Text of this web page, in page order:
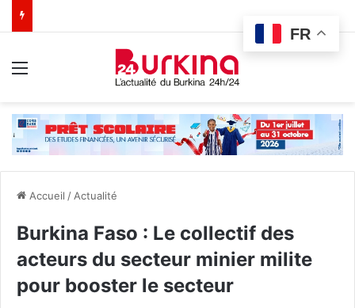
Accueil / Actualité
Burkina Faso : Le collectif des
acteurs du secteur minier milite
pour booster le secteur
FR